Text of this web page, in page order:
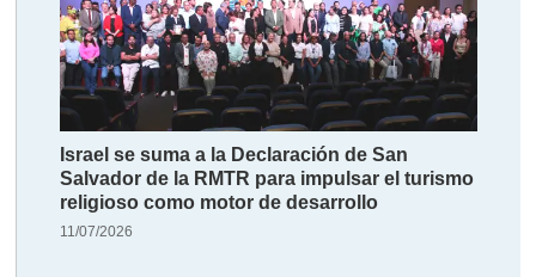
Israel se suma a la Declaración de San
Salvador de la RMTR para impulsar el turismo
religioso como motor de desarrollo
11/07/2026